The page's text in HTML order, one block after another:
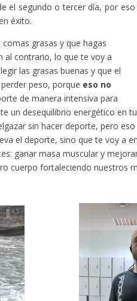
el segundo o tercer día, por
éxito.
grasas y que hagas
al contrario, lo que te voy a
las grasas buenas y que el
peso, porque eso no
de manera intensiva para
un desequilibrio energético en tu
sin hacer deporte, pero eso
el deporte, sino que te voy a
ganar masa muscular y
cuerpo fortaleciendo nuestros